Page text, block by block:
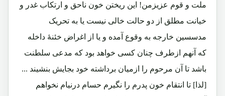
ملت و قوم عزیزمن! این ریختن خون ناحق و ارتکاب غدر و
خیانت مطلق از دو حالت خالی نیست یا به تحریک
مدسسین خارجه به وقوع آمده و یا از اغراض خئنۀ داخله
که آنهم ازطرف چنان کسی خواهد بود که مدعی سلطنت
باشد تا آن مرحوم را ازمیان برداشته خود بجایش بنشیند ...
[لذا] تا انتقام خون پدرم را نگیرم حسام درنیام نخواهم